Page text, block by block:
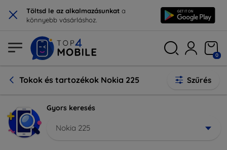
× Töltsd le az alkalmazásunkat a
könnyebb vásárláshoz.
0
Tokok és tartozékok Nokia 225 Szűrés
Gyors keresés
Nokia 225